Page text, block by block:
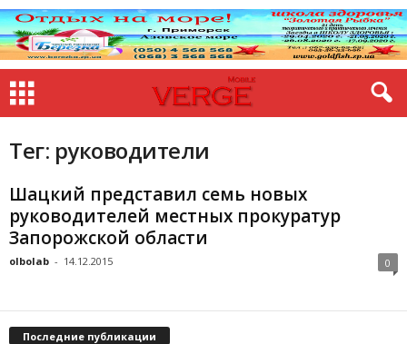
Тег: руководители
Шацкий представил семь новых
руководителей местных прокуратур
Запорожской области
olbolab - 14.12.2015 0
Последние публикации